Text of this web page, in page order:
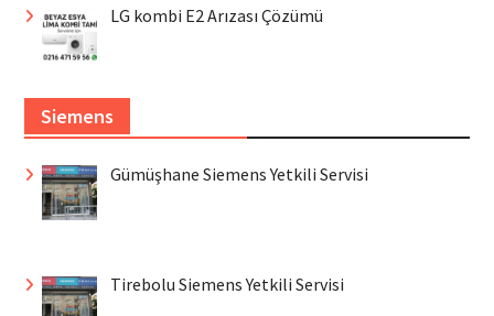
LG kombi E2 Arızası Çözümü
Siemens
Gümüşhane Siemens Yetkili Servisi
Tirebolu Siemens Yetkili Servisi